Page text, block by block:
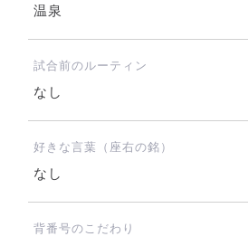
温泉
試合前のルーティン
なし
好きな言葉（座右の銘）
なし
背番号のこだわり